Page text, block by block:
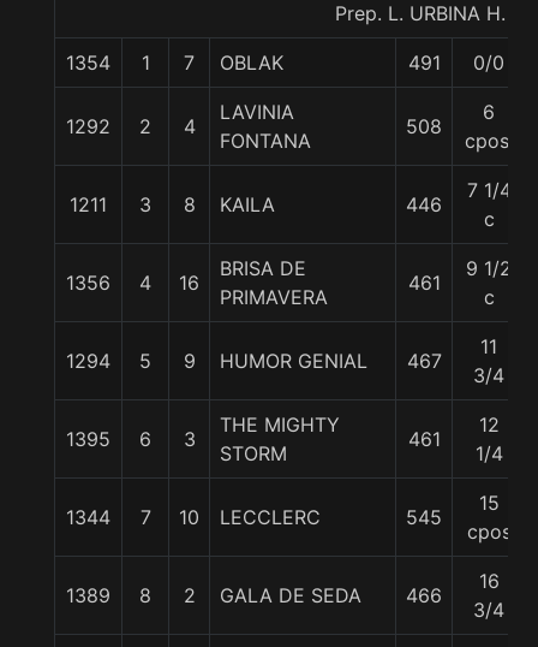
Prep. L. URBINA H.
1354 1 7 OBLAK 491 0/0
1292 2 4
LAVINIA
FONTANA
508
6
cpos.
1211 3 8 KAILA 446
7 1/4
c
1356 4 16
BRISA DE
PRIMAVERA
461
9 1/2
c
1294 5 9 HUMOR GENIAL 467
11
3/4
1395 6 3
THE MIGHTY
STORM
461
12
1/4
1344 7 10 LECCLERC 545
15
cpos
1389 8 2 GALA DE SEDA 466
16
3/4